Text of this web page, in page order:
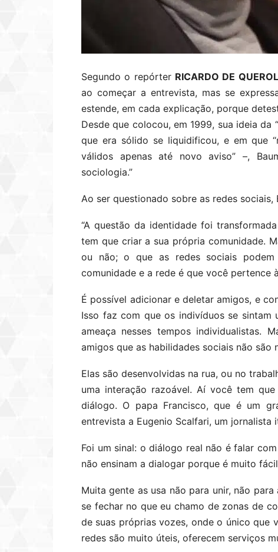
Segundo o repórter RICARDO DE QUEROL
ao começar a entrevista, mas se
estende, em cada explicação, porque
Desde que colocou, em 1999, sua ideia da
que era sólido se liquidificou, e em que
válidos apenas até novo aviso” –,
sociologia.”
Ao ser questionado sobre as redes sociais,
“A questão da identidade foi
tem que criar a sua própria comunidade.
ou não; o que as redes sociais
comunidade e a rede é que você pertence
É possível adicionar e deletar amigos, e
Isso faz com que os indivíduos se
ameaça nesses tempos individualistas.
amigos que as habilidades sociais não são
Elas são desenvolvidas na rua, ou no
uma interação razoável. Aí você tem
diálogo. O papa Francisco, que é um
entrevista a Eugenio Scalfari, um
Foi um sinal: o diálogo real não é falar
não ensinam a dialogar porque é muito
Muita gente as usa não para unir, não
se fechar no que eu chamo de zonas de
de suas próprias vozes, onde o único que
redes são muito úteis, oferecem serviços